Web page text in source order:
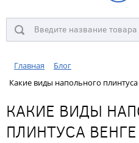
Главная
Блог
Какие виды напольного
КАКИЕ ВИДЫ
ПЛИНТУСА